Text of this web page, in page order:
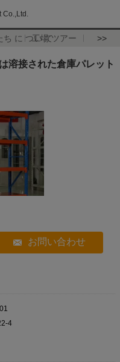
Co.,Ltd.
ち に つい て工場 ツアー >>
溶接された倉庫パレット
お問い合わせ
4